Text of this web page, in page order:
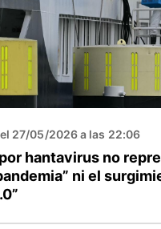
27/05/2026 a las 22:06
hantavirus no
ni el